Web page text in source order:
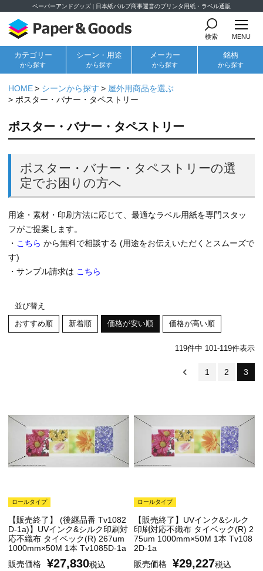
ペーパーアンドグッズ | 日本紙パルプ商事運営のプリンタ用紙・ラベル通販
検索 MENU
カテゴリー
から探す
シーン・用途
から探す
メーカー
から探す
銘柄
から探す
HOME シーンから探す
屋外用商品を選ぶ
ポスター・バナー・タペストリー
ポスター・バナー・タペストリー
ポスター・バナー・タペストリーの選
定でお困りの方へ
用途・素材・印刷方法に応じて、最適なラベル用紙を専門スタッ
フがご提案します。
・ こちら から無料で相談する (用途をお伝えいただくとスムーズで
す)
・サンプル請求は こちら
並び替え
おすすめ順
新着順 価格が安い順 価格が高い順
119件中 101-119件表示
1 2 3
ロールタイプ
【販売終了】 (後継品番 Tv1082
D-1a)】UVインク&シルク印刷対
応不織布 タイベック(R) 267um
1000mm×50M 1本 Tv1085D-1a
販売価格
¥27,830税込
ロールタイプ
【販売終了】UVインク&シルク
印刷対応不織布 タイベック(R) 2
75um 1000mm×50M 1本 Tv108
2D-1a
販売価格
¥29,227税込